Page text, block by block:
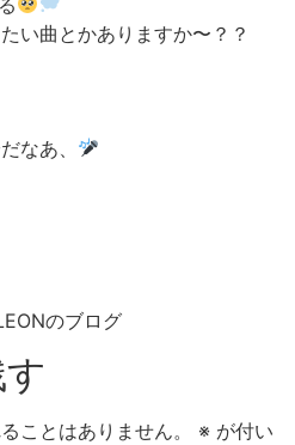
い曲とかありますか〜？？
なあ、
のブログ
ことはありません。 ※ が付い